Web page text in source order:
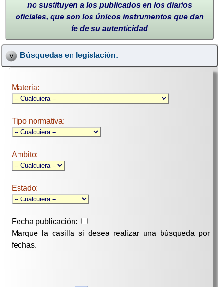
no sustituyen a los publicados en los diarios
oficiales, que son los únicos instrumentos que dan
fe de su autenticidad
Búsquedas en legislación:
Materia:
Tipo normativa:
Ambito:
Estado:
Fecha publicación:
Marque la casilla si desea realizar una búsqueda por
fechas.